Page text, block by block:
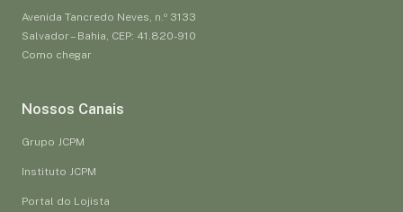
Avenida Tancredo Neves, n.º 3133
Salvador – Bahia, CEP: 41.820-910
Como chegar
Nossos Canais
Grupo JCPM
Instituto JCPM
Portal do Lojista